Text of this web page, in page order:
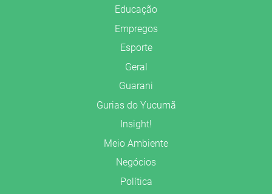
Educação
Empregos
Esporte
Geral
Guarani
Gurias do Yucumã
Insight!
Meio Ambiente
Negócios
Política